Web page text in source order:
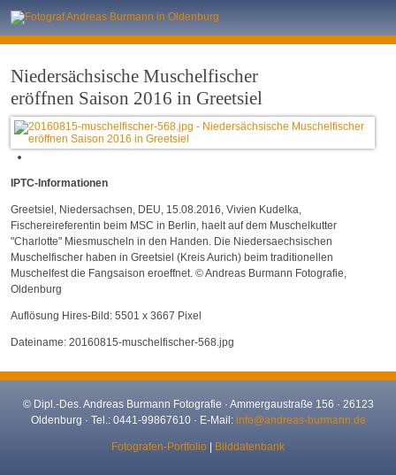
Niedersächsische Muschelfischer
eröffnen Saison 2016 in Greetsiel
IPTC-Informationen
Greetsiel, Niedersachsen, DEU, 15.08.2016, Vivien Kudelka,
Fischereireferentin beim MSC in Berlin, haelt auf dem Muschelkutter
"Charlotte" Miesmuscheln in den Handen. Die Niedersaechsischen
Muschelfischer haben in Greetsiel (Kreis Aurich) beim traditionellen
Muschelfest die Fangsaison eroeffnet. © Andreas Burmann Fotografie,
Oldenburg
Auflösung Hires-Bild: 5501 x 3667 Pixel
Dateiname: 20160815-muschelfischer-568.jpg
© Dipl.-Des. Andreas Burmann Fotografie · Ammergaustraße 156 · 26123
Oldenburg · Tel.: 0441-99867610 · E-Mail: info@andreas-burmann.de
Fotografen-Portfolio Bilddatenbank